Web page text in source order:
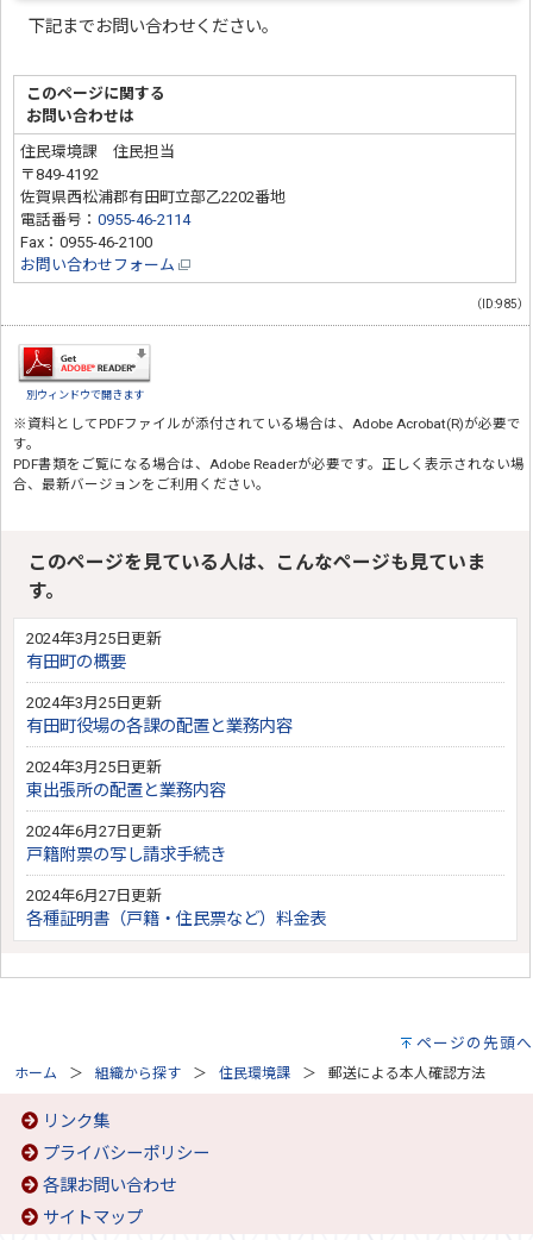
下記までお問い合わせください。
このページに関する
お問い合わせは
住民環境課 住民担当
〒849-4192
佐賀県西松浦郡有田町立部乙2202番地
電話番号：0955-46-2114
Fax：0955-46-2100
お問い合わせフォーム
（ID:985）
別ウィンドウで開きます
※資料としてPDFファイルが添付されている場合は、 Adobe Acrobat(R)が必要で
す。
PDF書類をご覧になる場合は、 Adobe Readerが必要です。正しく表示されない場
合、最新バージョンをご利用ください。
このページを見ている人は、こんなページも見ていま
す。
2024年3月25日更新
有田町の概要
2024年3月25日更新
有田町役場の各課の配置と業務内容
2024年3月25日更新
東出張所の配置と業務内容
2024年6月27日更新
戸籍附票の写し請求手続き
2024年6月27日更新
各種証明書（戸籍・住民票など）料金表
ページの先頭へ
ホーム 組織から探す 住民環境課 郵送による本人確認方法
リンク集
プライバシーポリシー
各課お問い合わせ
サイトマップ